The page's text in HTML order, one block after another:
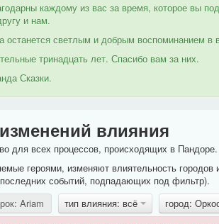
каждому из вас за время, которое вы
и нам.
останется светлым и добрым воспоминанием
тринадцать лет. Спасибо вам за них.
Сказки.
влияния
для всех процессов, происходящих в
героями, изменяют влиятельность
событий, подпадающих под фильтр).
Ariam тип влияния: всё
город: